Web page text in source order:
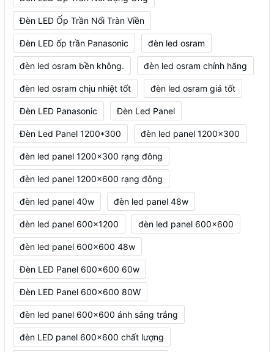
Đèn LED Ốp Trần Nổi Tràn Viền
Đèn LED ốp trần Panasonic đèn led osram
đèn led osram bền không. đèn led osram chính hãng
đèn led osram chịu nhiệt tốt đèn led osram giá tốt
Đèn LED Panasonic Đèn Led Panel
Đèn Led Panel 1200*300 đèn led panel 1200x300
đèn led panel 1200x300 rạng đông
đèn led panel 1200x600 rạng đông
đèn led panel 40w đèn led panel 48w
đèn led panel 600x1200 đèn led panel 600x600
đèn led panel 600x600 48w
Đèn LED Panel 600x600 60w
Đèn LED Panel 600x600 80W
đèn led panel 600x600 ánh sáng trắng
đèn LED panel 600x600 chất lượng